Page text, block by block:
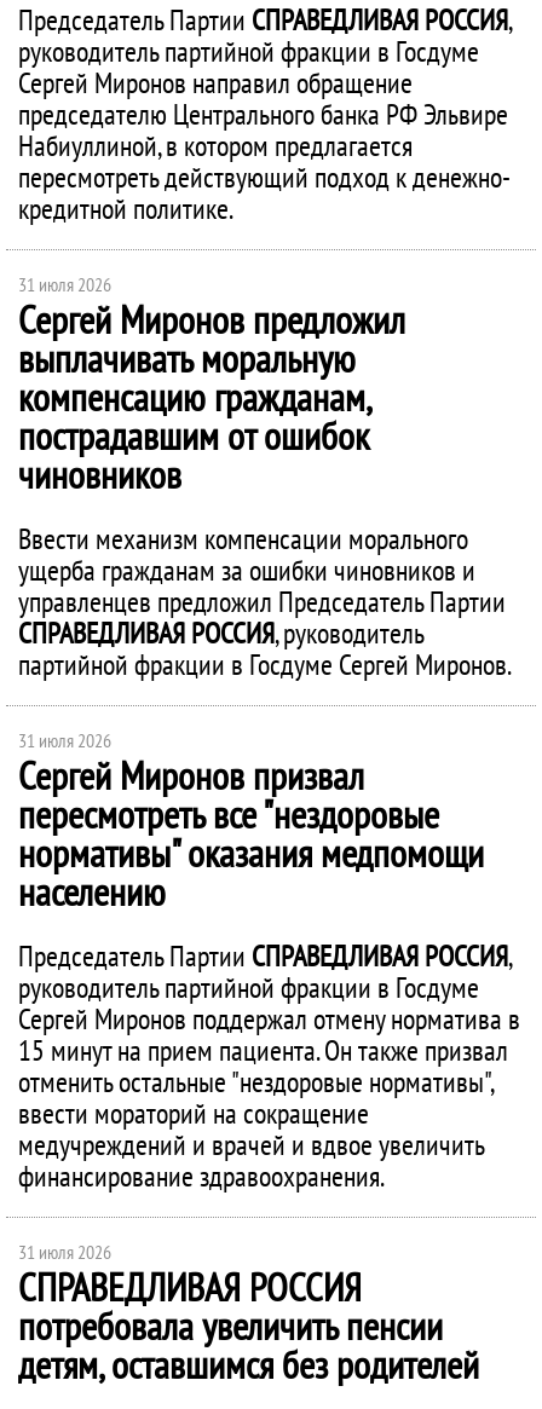
Председатель Партии СПРАВЕДЛИВАЯ РОССИЯ,
руководитель партийной фракции в Госдуме
Сергей Миронов направил обращение
председателю Центрального банка РФ Эльвире
Набиуллиной, в котором предлагается
пересмотреть действующий подход к денежно-
кредитной политике.
31 июля 2026
Сергей Миронов предложил
выплачивать моральную
компенсацию гражданам,
пострадавшим от ошибок
чиновников
Ввести механизм компенсации морального
ущерба гражданам за ошибки чиновников и
управленцев предложил Председатель Партии
СПРАВЕДЛИВАЯ РОССИЯ, руководитель
партийной фракции в Госдуме Сергей Миронов.
31 июля 2026
Сергей Миронов призвал
пересмотреть все "нездоровые
нормативы" оказания медпомощи
населению
Председатель Партии СПРАВЕДЛИВАЯ РОССИЯ,
руководитель партийной фракции в Госдуме
Сергей Миронов поддержал отмену норматива в
15 минут на прием пациента. Он также призвал
отменить остальные "нездоровые нормативы",
ввести мораторий на сокращение
медучреждений и врачей и вдвое увеличить
финансирование здравоохранения.
31 июля 2026
СПРАВЕДЛИВАЯ РОССИЯ
потребовала увеличить пенсии
детям, оставшимся без родителей